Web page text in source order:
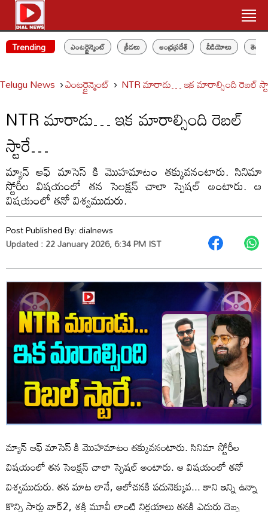
Trending ఎంటర్టైన్మెంట్ క్రీడలు ఆంధ్రప్రదేశ్ వీడియోలు
Telugu News ఎంటర్టైన్మెంట్ NTR మారాడు… ఇక మారాల్సింది రెబల్
NTR మారాడు… ఇక మారాల్సింది రెబల్
స్టారే…
మ్యాన్ ఆఫ్ మాసెస్ కి మొహమాటం తక్కువనంటారు. సినిమా
స్టోరీల విషయంలో తన సెలక్షన్ చాలా స్పెషల్ అంటారు. ఆ
విషయంలో తనో విశ్వముదురు.
Post Published By:dialnews
Updated : 22 January 2026, 6:34 PM IST
మ్యాన్ ఆఫ్ మాసెస్ కి మొహమాటం తక్కువనంటారు. సినిమా స్టోరీల
విషయంలో తన సెలక్షన్ చాలా స్పెషల్ అంటారు. ఆ విషయంలో తనో
విశ్వముదురు. తన మాట లానే, ఆలోచనకి పదునెక్కువ... కాని ఇన్ని ఉన్నా
కొన్ని సార్లు వార్2, శక్తి మూవీ లాంటి నిర్ణయాలు తనకి ఎదురు దెబ్బ